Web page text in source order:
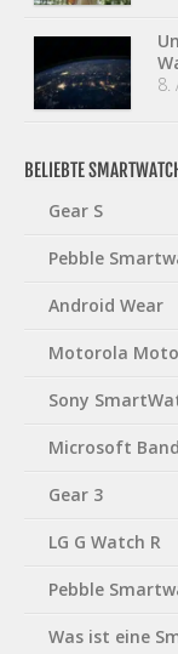
8.
BELIEBTE
Gear S
Pebble
Android Wear
Motorola
Sony
Microsoft Band
Gear 3
LG G Watch R
Pebble
Was ist eine